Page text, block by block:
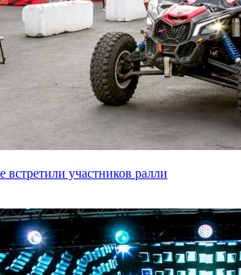
участников ралли